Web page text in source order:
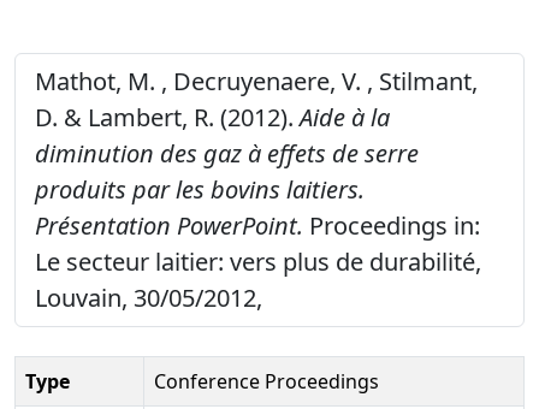
Mathot, M. , Decruyenaere, V. , Stilmant,
D. & Lambert, R. (2012).Aide à la
diminution des gaz à effets de serre
produits par les bovins laitiers.
Présentation PowerPoint. Proceedings in:
Le secteur laitier: vers plus de durabilité,
Louvain, 30/05/2012,
Type
Conference Proceedings